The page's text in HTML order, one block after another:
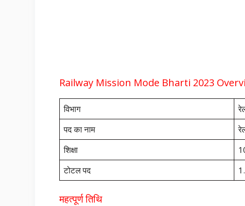
Railway Mission Mode Bharti 2023
विभाग
पद का नाम
शिक्षा
टोटल पद
महत्पूर्ण तिथि